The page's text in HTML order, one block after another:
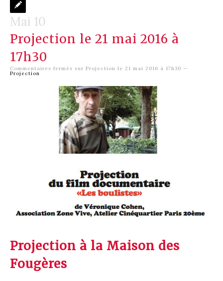
Mai 10
Projection le 21 mai 2016 à
17h30
Commentaires fermés sur Projection le 21 mai 2016 à 17h30 —
Projection
Projection à la Maison des
Fougères